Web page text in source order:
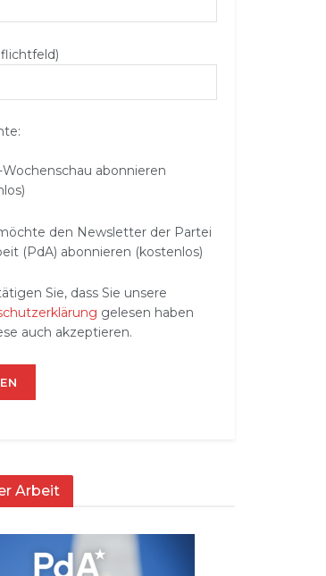
Wochenschau abonnieren
den Newsletter der Partei
(PdA) abonnieren (kostenlos)
Sie, dass Sie unsere
gelesen haben
auch akzeptieren.
Arbeit